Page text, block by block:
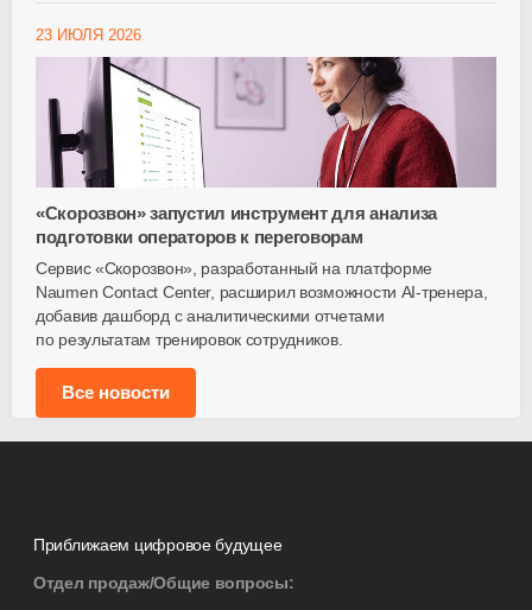
23 ИЮЛЯ 2026
«Скорозвон» запустил инструмент для анализа
подготовки операторов к переговорам
Сервис «Скорозвон», разработанный на платформе
Naumen Contact Center, расширил возможности AI-тренера
добавив дашборд с аналитическими отчетами
по результатам тренировок сотрудников.
Все новости
Приближаем цифровое будущее
Отдел продаж/Общие вопросы: